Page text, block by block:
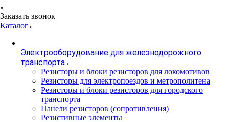
Заказать звонок
Каталог
Электрооборудование для железнодорожного
транспорта
Резисторы и блоки резисторов для локомотивов
Резисторы для электропоездов и метрополитена
Резисторы и блоки резисторов для городского
транспорта
Панели резисторов (сопротивления)
Резистивные элементы